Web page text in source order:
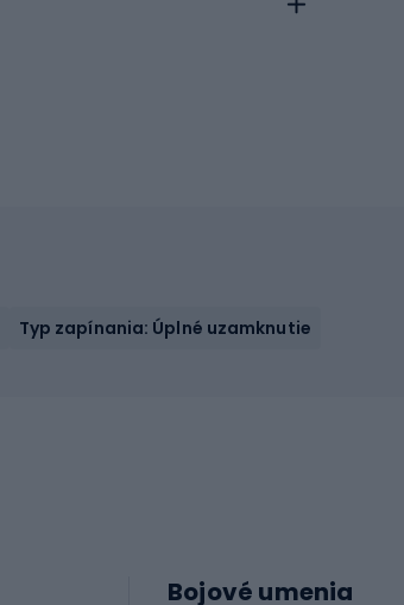
Typ zapínania: Úplné uzamknutie
Bojové umenia